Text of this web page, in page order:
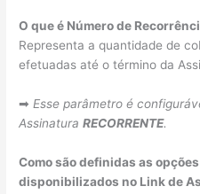
O que é Número de
Representa a quantidade de
efetuadas até o término da
➡ Esse parâmetro é
AssinaturaRECORRENTE.
Como são definidas as
disponibilizados no Link de